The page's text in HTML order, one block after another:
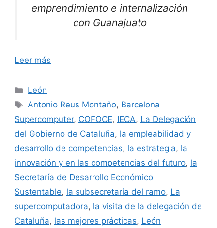
emprendimiento e internalización
con Guanajuato
Leer más
Categorías
León
Etiquetas
Antonio Reus Montaño, Barcelona
Supercomputer, COFOCE, IECA, La Delegación
del Gobierno de Cataluña, la empleabilidad y
desarrollo de competencias, la estrategia, la
innovación y en las competencias del futuro, la
Secretaría de Desarrollo Económico
Sustentable, la subsecretaría del ramo, La
supercomputadora, la visita de la delegación de
Cataluña, las mejores prácticas, León